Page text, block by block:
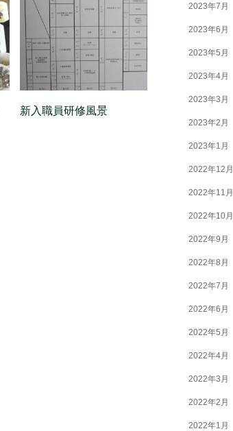
新入職員研修風景
2023年7月
2023年6月
2023年5月
2023年4月
2023年3月
2023年2月
2023年1月
2022年12月
2022年11月
2022年10月
2022年9月
2022年8月
2022年7月
2022年6月
2022年5月
2022年4月
2022年3月
2022年2月
2022年1月